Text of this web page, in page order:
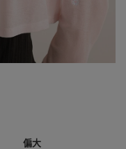
偏大